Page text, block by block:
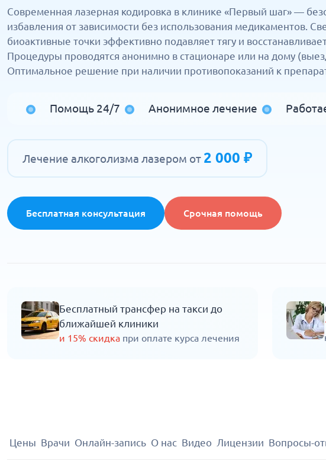
Современная лазерная кодировка в клинике «Первый шаг» —
избавления от зависимости без использования медикаментов.
биоактивные точки эффективно подавляет тягу и
Процедуры проводятся анонимно в стационаре или на дому
Оптимальное решение при наличии противопоказаний к
Помощь 24/7 Анонимное лечение
Лечение алкоголизма лазером от 2 000 ₽
Бесплатная консультация Срочная помощь
Бесплатный трансфер на такси до
ближайшей клиники
и 15% скидка при оплате курса лечения
Цены Врачи Онлайн-запись О нас Видео Лицензии Вопросы-